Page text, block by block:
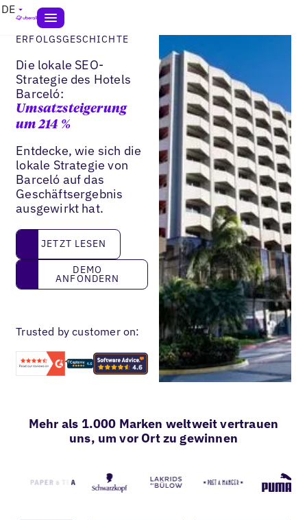
DE
ERFOLGSGESCHICHTE
Die lokale SEO-
Strategie des Hotels
Barceló:
Umsatzsteigerung
um 214 %
Entdecke, wie sich die
lokale Strategie von
Barceló auf das
Geschäftsergebnis
ausgewirkt hat.
JETZT LESEN
JETZT LESEN
DEMO ANFONDERN
DEMO
ANFONDERN
Trusted by customer on:
Mehr als 1.000 Marken weltweit vertrauen
uns, um vor Ort zu gewinnen